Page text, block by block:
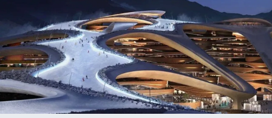
Resmi İlanlar
Rüya Tabirleri
Sağlık